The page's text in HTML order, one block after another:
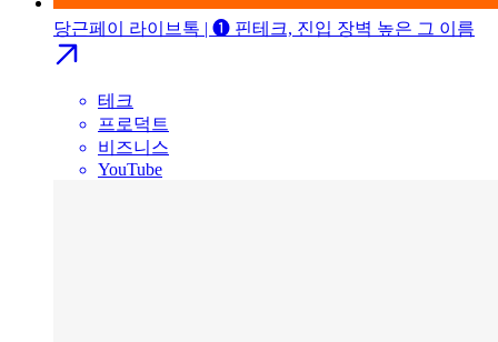
당근페이 라이브톡 | ❶ 핀테크, 진입 장벽 높은 그 이름
테크
프로덕트
비즈니스
YouTube